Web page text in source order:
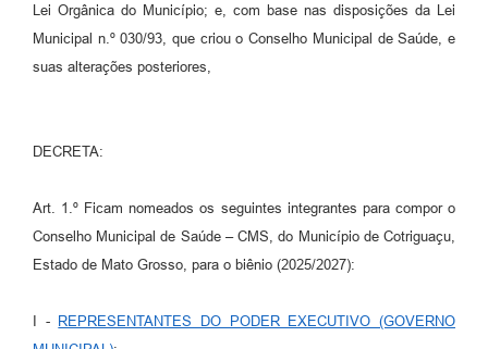
Lei Orgânica do Município; e, com base nas disposições da Lei
Municipal n.º 030/93, que criou o Conselho Municipal de Saúde, e
suas alterações posteriores,
DECRETA:
Art. 1.º Ficam nomeados os seguintes integrantes para compor o
Conselho Municipal de Saúde – CMS, do Município de Cotriguaçu,
Estado de Mato Grosso, para o biênio (2025/2027):
I - REPRESENTANTES DO PODER EXECUTIVO (GOVERNO